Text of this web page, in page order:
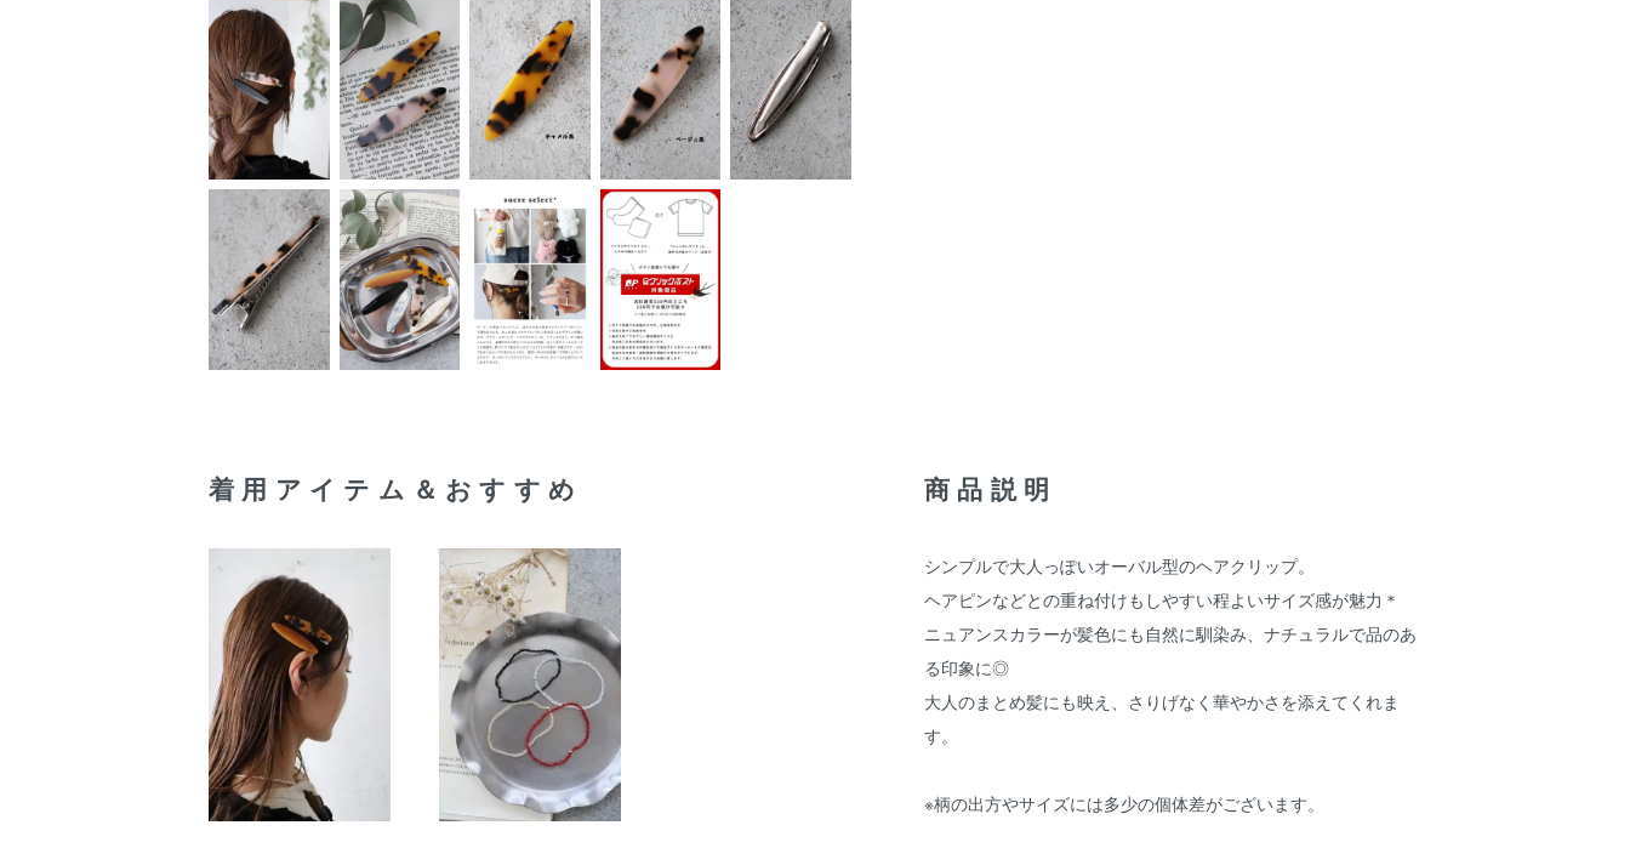
商品説明
シンプルで大人っぽいオーバル型のヘアクリップ。
ヘアピンなどとの重ね付けもしやすい程よいサイズ感が魅力＊
ニュアンスカラーが髪色にも自然に馴染み、ナチュラルで品のあ
る印象に◎
大人のまとめ髪にも映え、さりげなく華やかさを添えてくれま
す。
※柄の出方やサイズには多少の個体差がございます。
着用アイテム＆おすすめ